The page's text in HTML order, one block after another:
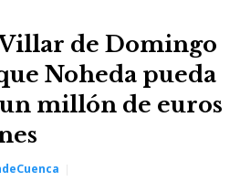
de Domingo
Noheda pueda
millón de euros